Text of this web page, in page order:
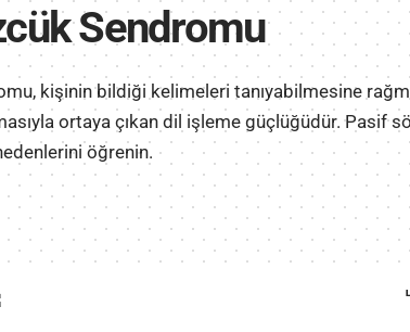
Sendromu
kişinin bildiği kelimeleri tanıyabilmesine
ortaya çıkan dil işleme güçlüğüdür. Pasif
öğrenin.